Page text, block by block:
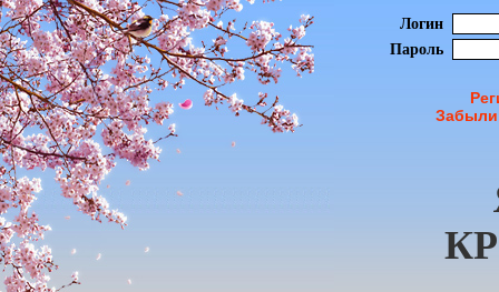
Логин
Пароль